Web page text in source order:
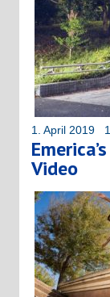
1. April 2019
Video